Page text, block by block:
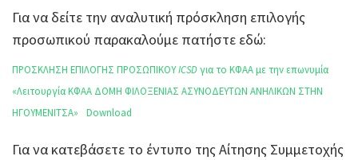
Για να δείτε την αναλυτική πρόσκληση επιλογής
προσωπικού παρακαλούμε πατήστε εδώ:
ΠΡΟΣΚΛΗΣΗ ΕΠΙΛΟΓΗΣ ΠΡΟΣΩΠΙΚΟΥICSDγια το ΚΦΑΑ με την επωνυμία
«Λειτουργία ΚΦΑΑ ΔΟΜΗ ΦΙΛΟΞΕΝΙΑΣ ΑΣΥΝΟΔΕΥΤΩΝ ΑΝΗΛΙΚΩΝ ΣΤΗΝ
ΗΓΟΥΜΕΝΙΤΣΑ»
Download
Για να κατεβάσετε το έντυπο της Αίτησης Συμμετοχής